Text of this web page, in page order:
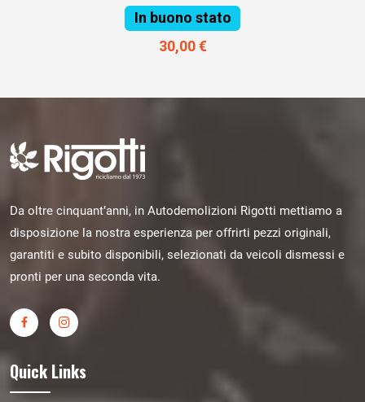
In buono stato
30,00 €
Da oltre cinquant’anni, in Autodemolizioni Rigotti mettiamo a
disposizione la nostra esperienza per offrirti pezzi originali,
garantiti e subito disponibili, selezionati da veicoli dismessi e
pronti per una seconda vita.
Quick Links